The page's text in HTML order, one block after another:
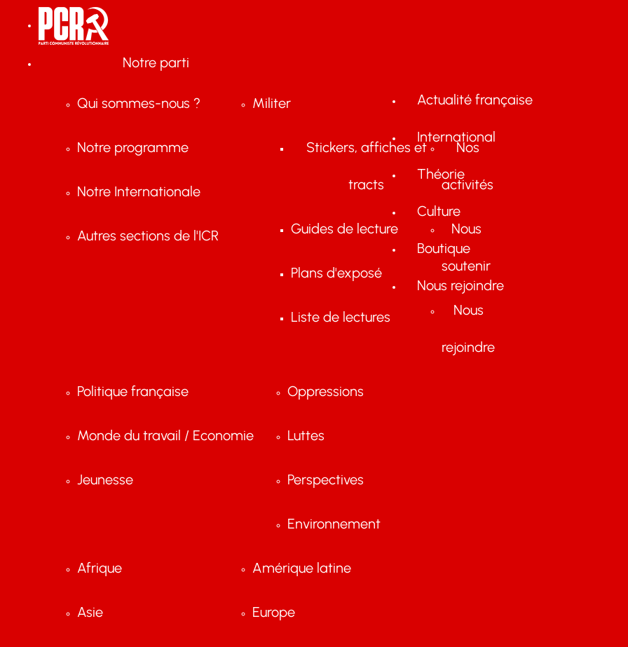
Notre parti
Qui sommes-nous ?
Notre programme
Notre Internationale
Autres sections de l'ICR
Militer
Stickers, affiches et
tracts
Guides de lecture
Plans d'exposé
Liste de lectures
Nos
activités
Nous
soutenir
Nous
rejoindre
Actualité française
Politique française
Monde du travail / Economie
Jeunesse
Oppressions
Luttes
Perspectives
Environnement
International
Afrique
Asie
Amérique latine
Europe
Théorie
Culture
Boutique
Nous rejoindre